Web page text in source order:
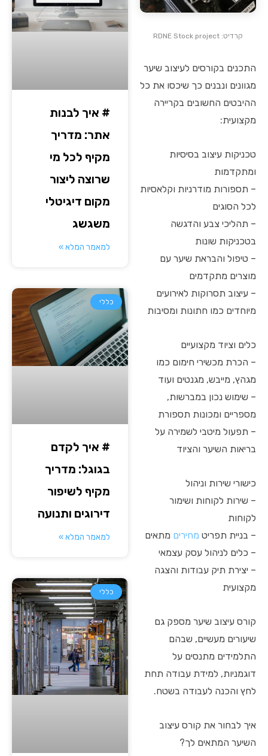
קרדיט: RDNE Stock project
התכנים בקורסים לעיצוב שיער
מגוונים ונבנים כך שיכסו את כל
ההיבטים החשובים בקריירה
מקצועית:
טכניקות עיצוב בסיסיות
ומתקדמות
– תספורות מודרניות וקלאסיות
לכל הסוגים
– תהליכי צבע והדגשה
בטכניקות שונות
– טיפול והבראת שיער עם
מוצרים מתקדמים
– עיצוב תסרוקות לאירועים
מיוחדים כמו חתונות ומסיבות
כלים וציוד מקצועיים
– הכרת מכשירי חימום כמו
מגהץ, מייבש, מגנטים ועוד
– שימוש נכון במברשות,
מספריים ומכונות תספורת
– תפעול מיטבי לשמירה על
בריאות השיער והציוד
כישורי שירות וניהול
– שירות לקוחות ושימור
לקוחות
– בניית תפריט מחירים מתאים
– כלים לניהול עסק עצמאי
– יצירת תיק עבודות והצגה
מקצועית
קורס עיצוב שיער מספק גם
שיעורים מעשיים, שבהם
התלמידים מתנסים על
דוגמניות, למידת עבודה תחת
לחץ והכנה לעבודה בשטח.
איך לבחור את קורס עיצוב
השיער המתאים לך?
# איך לבנות
אתר: מדריך
מקיף לכל מי
שרוצה ליצור
מקום דיגיטלי
משגשג
למאמר המלא »
כללי
# איך לקדם
בגוגל: מדריך
מקיף לשיפור
דירוגים ותנועה
למאמר המלא »
כללי